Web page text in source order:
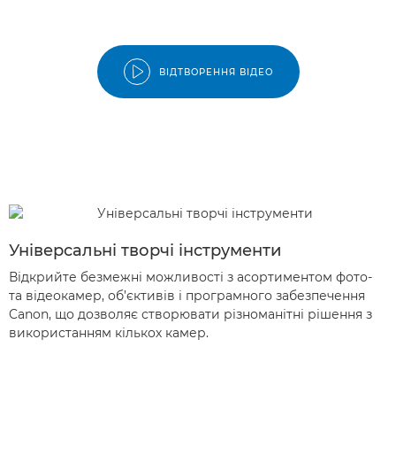
ВІДТВОРЕННЯ ВІДЕО
Універсальні творчі інструменти
Відкрийте безмежні можливості з асортиментом фото-
та відеокамер, об’єктивів і програмного забезпечення
Canon, що дозволяє створювати різноманітні рішення з
використанням кількох камер.